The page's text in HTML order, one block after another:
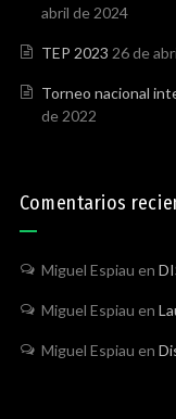
abril de 2024
TEP 2023 26 de
Torneo nacional
de 2022
Comentarios
Miguel Espiau en
Miguel Espiau en
Miguel Espiau en